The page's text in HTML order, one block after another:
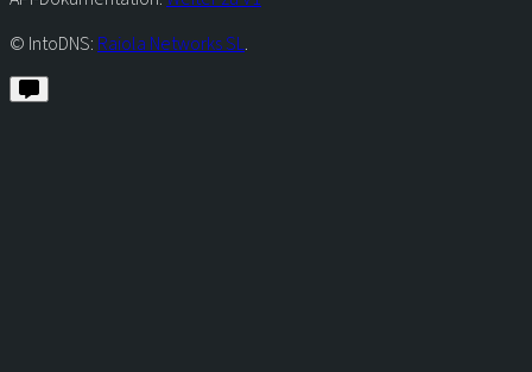
© IntoDNS: Raiola Networks SL.